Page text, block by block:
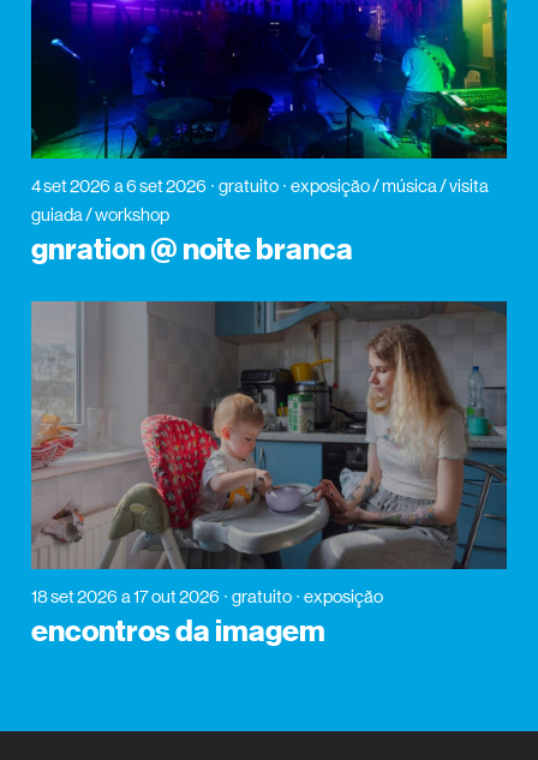
4 set 2026 a 6 set 2026 gratuito
exposição / música / visita
guiada / workshop
gnration @ noite branca
18 set 2026 a 17 out 2026 gratuito exposição
encontros da imagem